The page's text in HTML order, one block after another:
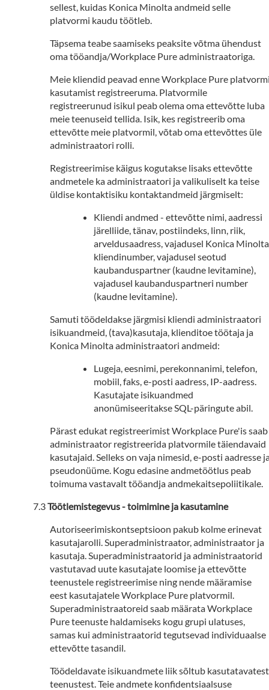
sellest, kuidas Konica Minolta andmeid selle
platvormi kaudu töötleb.
Täpsema teabe saamiseks peaksite võtma ühendust
oma tööandja/Workplace Pure administraatoriga.
Meie kliendid peavad enne Workplace Pure
kasutamist registreeruma. Platvormile
registreerunud isikul peab olema oma ettevõtte luba
meie teenuseid tellida. Isik, kes registreerib oma
ettevõtte meie platvormil, võtab oma ettevõttes üle
administraatori rolli.
Registreerimise käigus kogutakse lisaks ettevõtte
andmetele ka administraatori ja valikuliselt ka teise
üldise kontaktisiku kontaktandmeid järgmiselt:
Kliendi andmed - ettevõtte nimi, aadressi
järelliide, tänav, postiindeks, linn, riik,
arveldusaadress, vajadusel Konica Minolta
kliendinumber, vajadusel seotud
kaubanduspartner (kaudne levitamine),
vajadusel kaubanduspartneri number
(kaudne levitamine).
Samuti töödeldakse järgmisi kliendi administraatori
isikuandmeid, (tava)kasutaja, klienditoe töötaja ja
Konica Minolta administraatori andmeid:
Lugeja, eesnimi, perekonnanimi, telefon,
mobiil, faks, e-posti aadress, IP-aadress.
Kasutajate isikuandmed
anonümiseeritakse SQL-päringute abil.
Pärast edukat registreerimist Workplace Pure'is saab
administraator registreerida platvormile täiendavaid
kasutajaid. Selleks on vaja nimesid, e-posti aadresse
pseudonüüme. Kogu edasine andmetöötlus peab
toimuma vastavalt tööandja andmekaitsepoliitikale.
Töötlemistegevus - toimimine ja kasutamine
Autoriseerimiskontseptsioon pakub kolme erinevat
kasutajarolli. Superadministraator, administraator ja
kasutaja. Superadministraatorid ja administraatorid
vastutavad uute kasutajate loomise ja ettevõtte
teenustele registreerimise ning nende määramise
eest kasutajatele Workplace Pure platvormil.
Superadministraatoreid saab määrata Workplace
Pure teenuste haldamiseks kogu grupi ulatuses,
samas kui administraatorid tegutsevad individuaalse
ettevõtte tasandil.
Töödeldavate isikuandmete liik sõltub kasutatavatest
teenustest. Teie andmete konfidentsiaalsuse